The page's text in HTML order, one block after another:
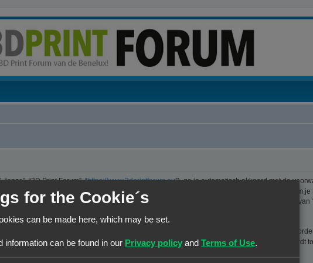
“3D Print Forum”, “https://www.3dprintforum.eu”), ga je automatisch akkoord met de
het recht om de voorwaarden op ieder moment te wijzigen en zullen ons best doen om
op wijzigingen. Ga je niet akkoord met deze wijzigingen, maak dan niet langer gebruik van
en of toevoegingen.
onder de “GNU General Public License v2” (hierna “GPL”) en kan gedownload
internetgebaseerde discussies mogelijk. phpBB Limited is niet verantwoordelijk voor wat wordt
op
for the Cookie´s
can be made here, which may be set.
information can be found in our Privacy policy and Terms of Use.